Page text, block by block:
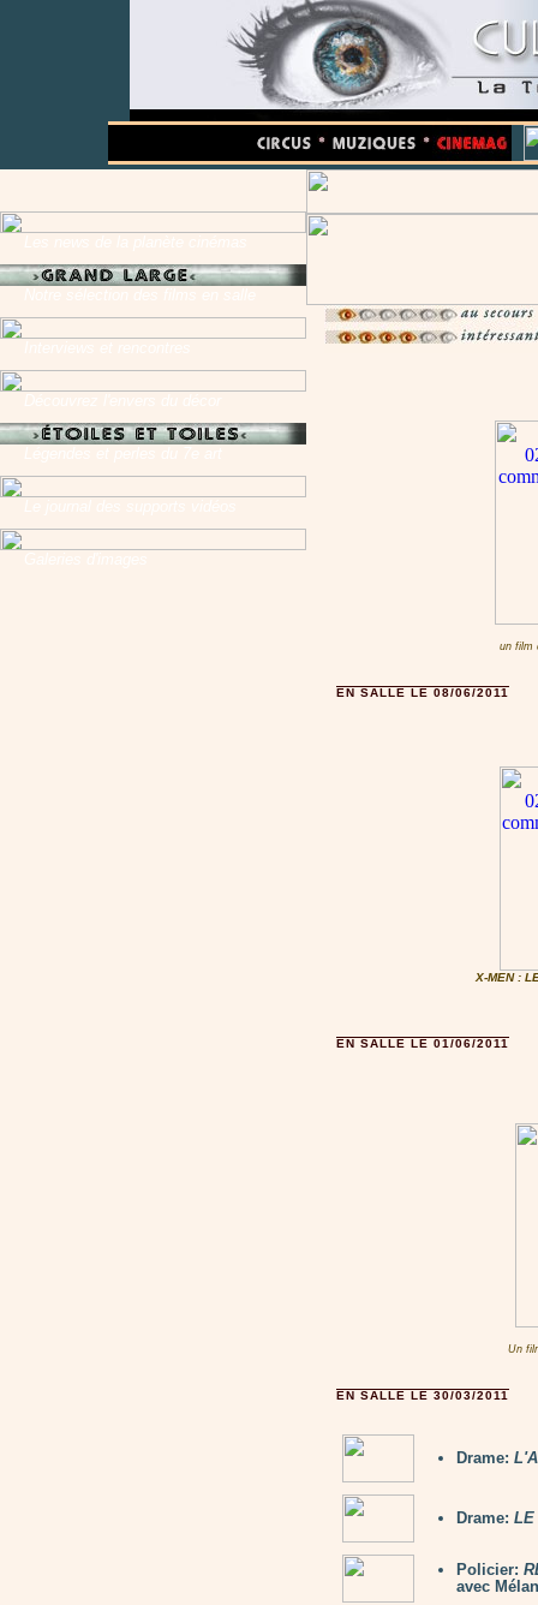
un film
EN SALLE LE 08/06/2011
X-MEN :
EN SALLE LE 01/06/2011
Un
EN SALLE LE 30/03/2011
Drame:
Drame: LE
Policier:
avec